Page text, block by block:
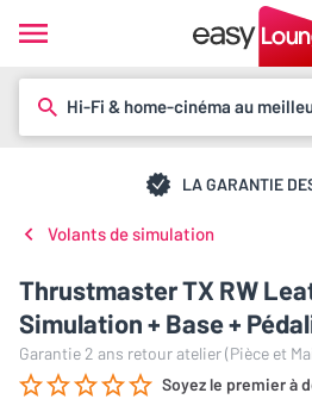
Hi-Fi & home-cinéma au
LA GARANTIE
Volants de simulation
Thrustmaster TX RW
Simulation + Base +
Garantie 2 ans retour atelier (Pièce et
Soyez le premier à